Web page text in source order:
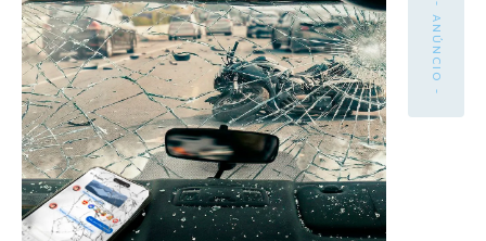
- ANÚNCIO -